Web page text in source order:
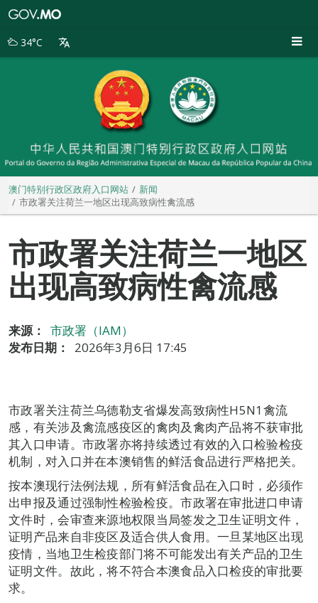
别
34°C
澳门特别行政区政府入口网站
新闻
市政署关注荷兰一地区出现高致病性禽流感
市政署关注荷兰一地区
出现高致病性禽流感
来源：
市政署（IAM）
发布日期：
2026年3月6日 17:45
市政署关注荷兰乌德勒支省爆发高致病性H5N1禽流
感，有关涉及禽流感疫区的禽肉及禽肉产品将不获审批
其入口申请。市政署亦将持续透过有效的入口检验检疫
机制，对入口并在本澳销售的鲜活食品进行严格把关。
按本澳现行法例法规，所有鲜活食品在入口时，必须作
出申报及通过强制性检验检疫。市政署在审批进口申请
文件时，会审查来源地权限当局签发之卫生证明文件，
证明产品来自非疫区及适合供人食用。一旦某地区出现
疫情，当地卫生检疫部门将不可能发出有关产品的卫生
证明文件。故此，将不符合本澳食品入口检疫的审批要
求。